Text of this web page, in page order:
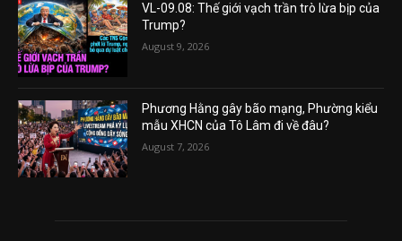
VL-09.08: Thế giới vạch trần trò lừa bịp của
Trump?
August 9, 2026
Phương Hằng gây bão mạng, Phường kiểu
mẫu XHCN của Tô Lâm đi về đâu?
August 7, 2026